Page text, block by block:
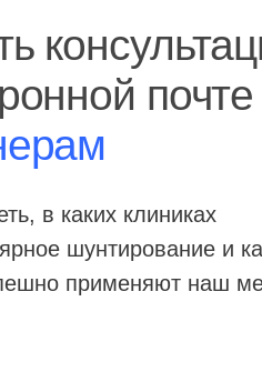
Стать партнером